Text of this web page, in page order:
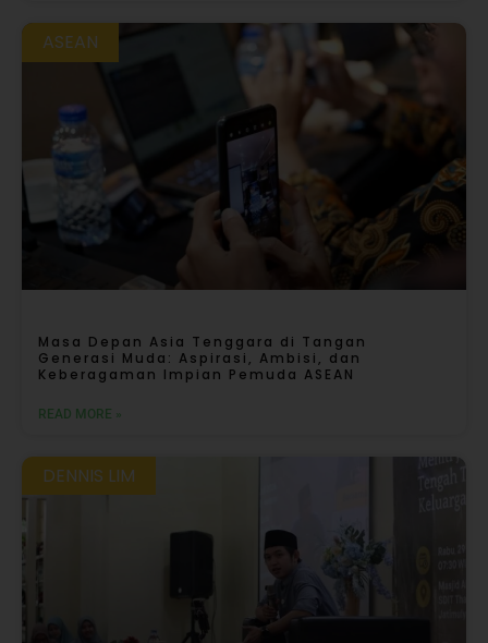
ASEAN
Masa Depan Asia Tenggara di Tangan
Generasi Muda: Aspirasi, Ambisi, dan
Keberagaman Impian Pemuda ASEAN
READ MORE »
DENNIS LIM